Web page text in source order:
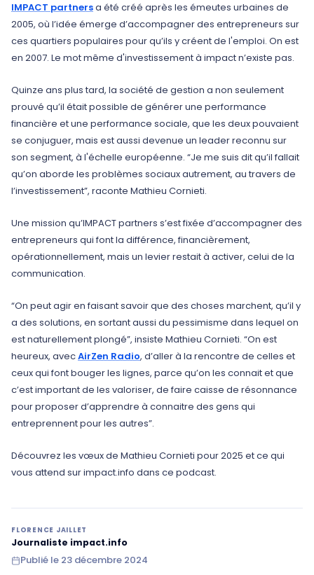
IMPACT partnersa été créé après les émeutes urbaines de
2005, où l’idée émerge d’accompagner des entrepreneurs sur
ces quartiers populaires pour qu’ils y créent de l'emploi. On est
en 2007. Le mot même d'investissement à impact n’existe pas.
Quinze ans plus tard, la société de gestion a non seulement
prouvé qu’il était possible de générer une performance
financière et une performance sociale, que les deux pouvaient
se conjuguer, mais est aussi devenue un leader reconnu sur
son segment, à l'échelle européenne. “Je me suis dit qu’il fallait
qu’on aborde les problèmes sociaux autrement, au travers de
l’investissement”, raconte Mathieu Cornieti.
Une mission qu’IMPACT partners s’est fixée d’accompagner des
entrepreneurs qui font la différence, financièrement,
opérationnellement, mais un levier restait à activer, celui de la
communication.
“On peut agir en faisant savoir que des choses marchent, qu’il y
a des solutions, en sortant aussi du pessimisme dans lequel on
est naturellement plongé”, insiste Mathieu Cornieti. “On est
heureux, avecAirZen Radio, d’aller à la rencontre de celles et
ceux qui font bouger les lignes, parce qu’on les connait et que
c’est important de les valoriser, de faire caisse de résonnance
pour proposer d’apprendre à connaitre des gens qui
entreprennent pour les autres”.
Découvrez les vœux de Mathieu Cornieti pour 2025 et ce qui
vous attend sur impact.info dans ce podcast.
FLORENCE JAILLET
Journaliste impact.info
Publié le 23 décembre 2024